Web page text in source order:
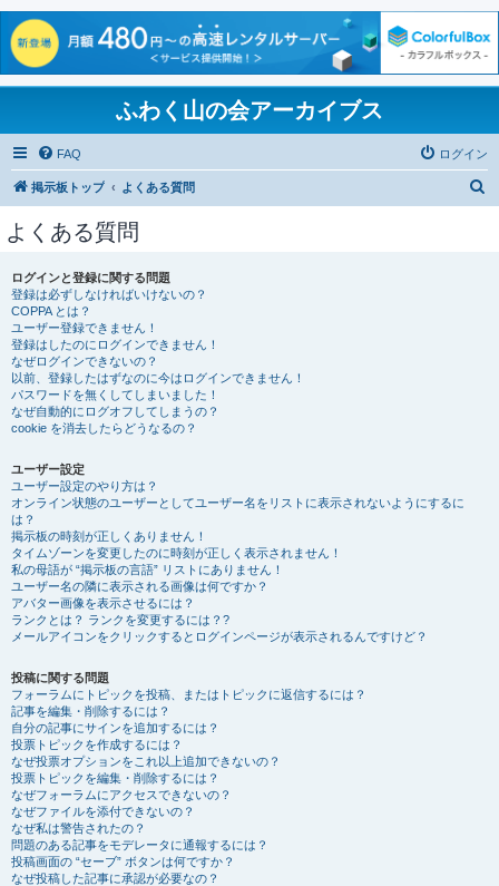
ふわく山の会アーカイブス
FAQ ログイン
掲示板トップ よくある質問
よくある質問
ログインと登録に関する問題
登録は必ずしなければいけないの？
COPPA とは？
ユーザー登録できません！
登録はしたのにログインできません！
なぜログインできないの？
以前、登録したはずなのに今はログインできません！
パスワードを無くしてしまいました！
なぜ自動的にログオフしてしまうの？
cookie を消去したらどうなるの？
ユーザー設定
ユーザー設定のやり方は？
オンライン状態のユーザーとしてユーザー名をリストに表示されないようにするに
は？
掲示板の時刻が正しくありません！
タイムゾーンを変更したのに時刻が正しく表示されません！
私の母語が “掲示板の言語” リストにありません！
ユーザー名の隣に表示される画像は何ですか？
アバター画像を表示させるには？
ランクとは？ ランクを変更するには？?
メールアイコンをクリックするとログインページが表示されるんですけど？
投稿に関する問題
フォーラムにトピックを投稿、またはトピックに返信するには？
記事を編集・削除するには？
自分の記事にサインを追加するには？
投票トピックを作成するには？
なぜ投票オプションをこれ以上追加できないの？
投票トピックを編集・削除するには？
なぜフォーラムにアクセスできないの？
なぜファイルを添付できないの？
なぜ私は警告されたの？
問題のある記事をモデレータに通報するには？
投稿画面の “セーブ” ボタンは何ですか？
なぜ投稿した記事に承認が必要なの？